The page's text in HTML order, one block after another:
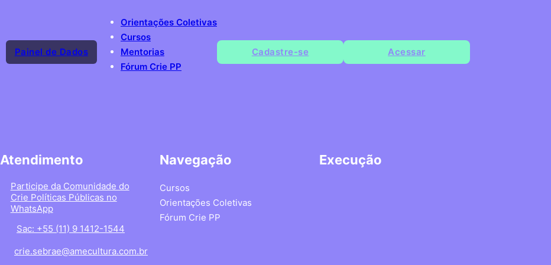
Painel de Dados
Orientações Coletivas
Cursos
Mentorias
Fórum Crie PP
Cadastre-se Acessar
Atendimento
Participe da Comunidade do
Crie Políticas Públicas no
WhatsApp
Sac: +55 (11) 9 1412-1544
crie.sebrae@amecultura.com.br
Navegação
Cursos
Orientações Coletivas
Fórum Crie PP
Execução